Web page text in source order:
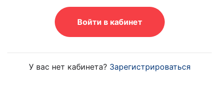
Войти в кабинет
У вас нет кабинета? Зарегистрироваться